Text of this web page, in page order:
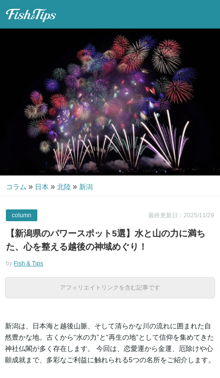
コラム » 日本 » 北陸 » 新潟
最終更新日：2025/11/29
column
【新潟県のパワースポット5選】水と山の力に満ち
た、心を整える越後の神域めぐり！
by Fish & Tips
アフィリエイトリンクを含む記事です
新潟は、日本海と越後山脈、そして清らかな川の流れに囲まれた自
然豊かな地。古くから“水の力”と“再生の地”として信仰を集めてきた
神社仏閣が多く存在します。 今回は、恋愛運から金運、厄除けや心
願成就まで、多彩なご利益に触れられる5つの名所をご紹介します。